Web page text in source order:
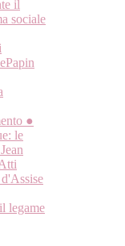
legame